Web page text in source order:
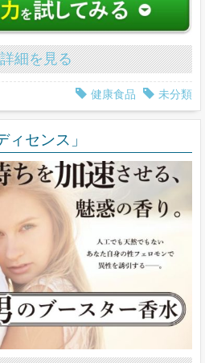
詳細を見る
健康食品 未分類
ィセンス」